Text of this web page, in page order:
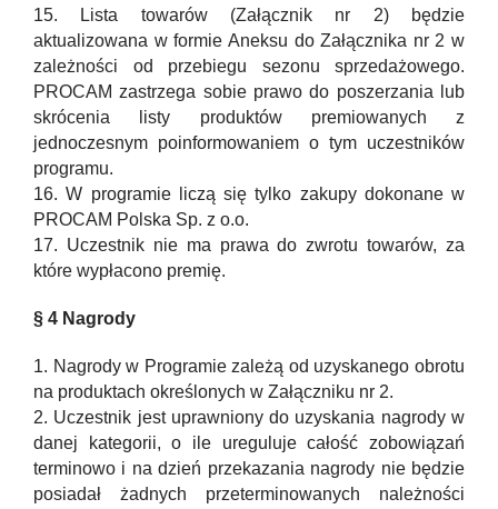
15. Lista towarów (Załącznik nr 2) będzie
aktualizowana w formie Aneksu do Załącznika nr 2 w
zależności od przebiegu sezonu sprzedażowego.
PROCAM zastrzega sobie prawo do poszerzania lub
skrócenia listy produktów premiowanych z
jednoczesnym poinformowaniem o tym uczestników
programu.
16. W programie liczą się tylko zakupy dokonane w
PROCAM Polska Sp. z o.o.
17. Uczestnik nie ma prawa do zwrotu towarów, za
które wypłacono premię.
§ 4 Nagrody
1. Nagrody w Programie zależą od uzyskanego obrotu
na produktach określonych w Załączniku nr 2.
2. Uczestnik jest uprawniony do uzyskania nagrody w
danej kategorii, o ile ureguluje całość zobowiązań
terminowo i na dzień przekazania nagrody nie będzie
posiadał żadnych przeterminowanych należności